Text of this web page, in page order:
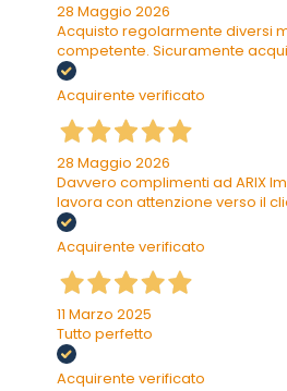
28 Maggio 2026
Acquisto regolarmente diversi
competente. Sicuramente
Acquirente verificato
28 Maggio 2026
Davvero complimenti ad ARIX
lavora con attenzione verso il
Acquirente verificato
11 Marzo 2025
Tutto perfetto
Acquirente verificato